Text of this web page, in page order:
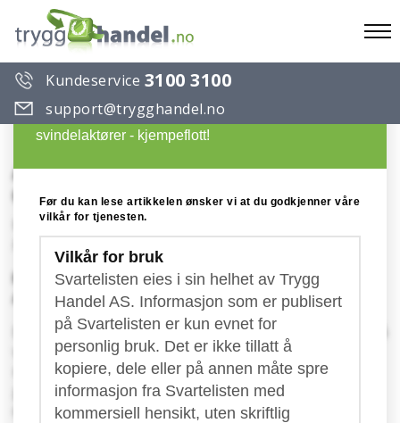
Kundeservice 3100 3100
support@trygghandel.no
Advececure Advanced Ce-marked
Cyber Security Solutions
Konto: BE- Belgia
Publisert: 20.12.2021
Pass på svindelfakturaer merket med VPN
Advececure!
En kjent svindelbande med gjentatte oppføringer på
vår svarteliste er nå igang igjen med nye
masseutsendelser av falske fakturaer. Denne
gangen ønsker de 2 484 Euro (ca 25 000 kr) for noe
de kaller:
Svarteliste over useriøse selskaper og
svindelaktører - kjempeflott!
Før du kan lese artikkelen ønsker vi at du godkjenner våre
vilkår for tjenesten.
Vilkår for bruk
Svartelisten eies i sin helhet av Trygg
Handel AS. Informasjon som er publisert
på Svartelisten er kun evnet for
personlig bruk. Det er ikke tillatt å
kopiere, dele eller på annen måte spre
informasjon fra Svartelisten med
kommersiell hensikt, uten skriftlig